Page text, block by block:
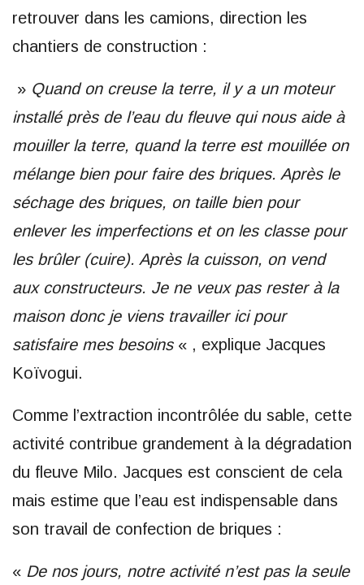
retrouver dans les camions, direction les
chantiers de construction :
» Quand on creuse la terre, il y a un moteur
installé près de l’eau du fleuve qui nous aide à
mouiller la terre, quand la terre est mouillée on
mélange bien pour faire des briques. Après le
séchage des briques, on taille bien pour
enlever les imperfections et on les classe pour
les brûler (cuire). Après la cuisson, on vend
aux constructeurs. Je ne veux pas rester à la
maison donc je viens travailler ici pour
satisfaire mes besoins« , explique Jacques
Koïvogui.
Comme l’extraction incontrôlée du sable, cette
activité contribue grandement à la dégradation
du fleuve Milo. Jacques est conscient de cela
mais estime que l’eau est indispensable dans
son travail de confection de briques :
« De nos jours, notre activité n’est pas la seule